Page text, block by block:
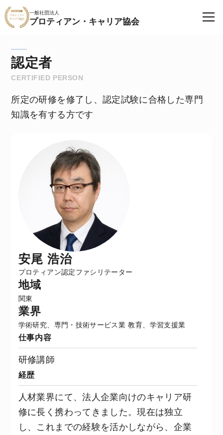
一般社団法人
プロティアン・キャリア協会
認定者
CERTIFIED PERSON
所定の研修を修了し、認定試験に合格した専門
知識を有する方です
安尾 浩治
プロティアン認定ファシリテーター
地域
関東
業界
学術研究、専門・技術サービス業 教育、学習支援業
仕事内容
研修講師
経歴
人材業界にて、法人企業向けのキャリア研
修に長く携わってきました。現在は独立
し、これまでの経験を活かしながら、企業